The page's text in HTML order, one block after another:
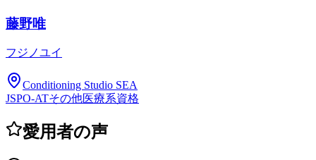
藤野唯
フジノユイ
Conditioning Studio SEA
JSPO-ATその他医療系資格
愛用者の声